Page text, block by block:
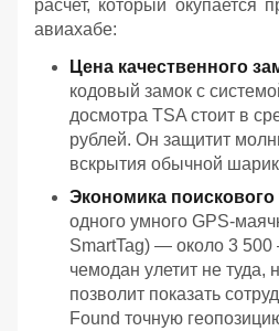
расчет, который
авиахабе:
Цена качественного
кодовый замок с
досмотра TSA стоит в
рублей. Он защитит
вскрытия обычной
Экономика поискового
одного умного GPS-
SmartTag) — около 3 500
чемодан улетит не туда,
позволит показать
Found точную